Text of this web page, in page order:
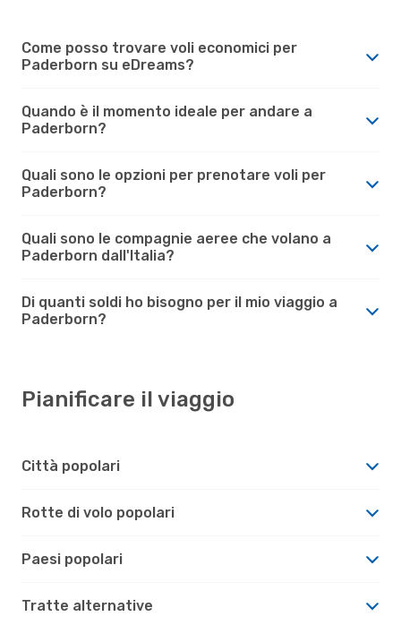
Come posso trovare voli economici per
Paderborn su eDreams?
Quando è il momento ideale per andare a
Paderborn?
Quali sono le opzioni per prenotare voli per
Paderborn?
Quali sono le compagnie aeree che volano a
Paderborn dall'Italia?
Di quanti soldi ho bisogno per il mio viaggio a
Paderborn?
Pianificare il viaggio
Città popolari
Rotte di volo popolari
Paesi popolari
Tratte alternative